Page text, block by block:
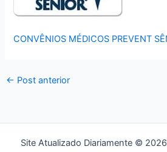
CONVÊNIOS MÉDICOS PREVENT
← Post anterior
Site Atualizado Diariamente ©